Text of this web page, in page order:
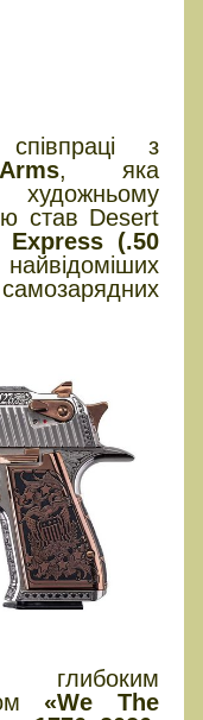
з
, яка
став Desert
(.50
глибоким
«We The